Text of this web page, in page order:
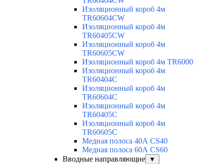
Изоляционный короб 4м
TR60604CW
Изоляционный короб 4м
TR60405CW
Изоляционный короб 4м
TR60605CW
Изоляционный короб 4м TR6000
Изоляционный короб 4м
TR60404C
Изоляционный короб 4м
TR60604C
Изоляционный короб 4м
TR60405C
Изоляционный короб 4м
TR60605C
Медная полоса 40А CS40
Медная полоса 60А CS60
Вводные направляющие
▼